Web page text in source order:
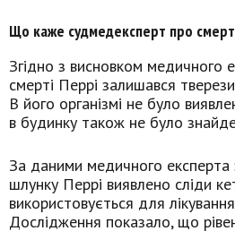
Що каже судмедексперт про
Згідно з висновком медичного
смерті Перрі залишався
В його організмі не було
в будинку також не було
За даними медичного
шлунку Перрі виявлено сліди
використовується для
Дослідження показало, що